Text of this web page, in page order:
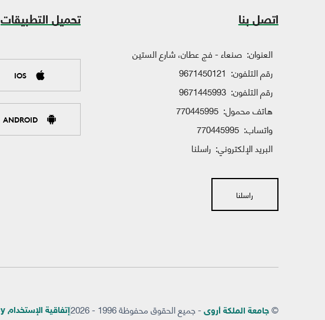
اتصل بنا
العنوان: صنعاء - فج عطان، شارع الستين
رقم التلفون: 9671450121
رقم التلفون: 9671445993
هاتف محمول: 770445995
واتساب: 770445995
البريد الإلكتروني: راسلنا
راسلنا
تحميل التطبيقات
IOS
ANDROID
©جامعة الملكة أروى - جميع الحقوق محفوظة 1996 - 2026 إتفاقية الإستخدام Privacy Policy